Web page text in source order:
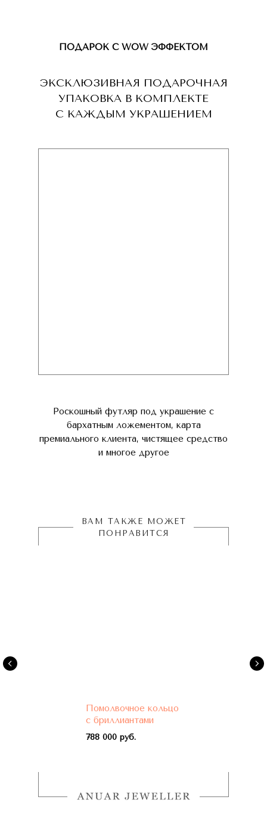
ЭКСКЛЮЗИВНАЯ ПОДАРОЧНАЯ
УПАКОВКА В КОМПЛЕКТЕ
С КАЖДЫМ УКРАШЕНИЕМ
Роскошный футляр под украшение с
бархатным ложементом, карта
премиального клиента, чистящее средство
и многое другое
ПОДАРОК С WOW ЭФФЕКТОМ
ВАМ ТАКЖЕ МОЖЕТ
ПОНРАВИТСЯ
Помолвочное кольцо
с бриллиантами
788 000 руб.